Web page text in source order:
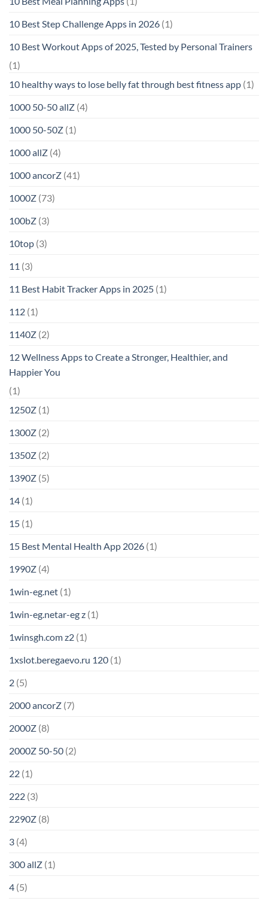
10 Best Step Challenge Apps in 2026 (1)
10 Best Workout Apps of 2025, Tested by Personal Trainers
(1)
10 healthy ways to lose belly fat through best fitness app (1)
1000 50-50 allZ (4)
1000 50-50Z (1)
1000 allZ (4)
1000 ancorZ (41)
1000Z (73)
100bZ (3)
10top (3)
11 (3)
11 Best Habit Tracker Apps in 2025 (1)
112 (1)
1140Z (2)
12 Wellness Apps to Create a Stronger, Healthier, and
Happier You
(1)
1250Z (1)
1300Z (2)
1350Z (2)
1390Z (5)
14 (1)
15 (1)
15 Best Mental Health App 2026 (1)
1990Z (4)
1win-eg.net (1)
1win-eg.netar-eg z (1)
1winsgh.com z2 (1)
1xslot.beregaevo.ru 120 (1)
2 (5)
2000 ancorZ (7)
2000Z (8)
2000Z 50-50 (2)
22 (1)
222 (3)
2290Z (8)
3 (4)
300 allZ (1)
4 (5)